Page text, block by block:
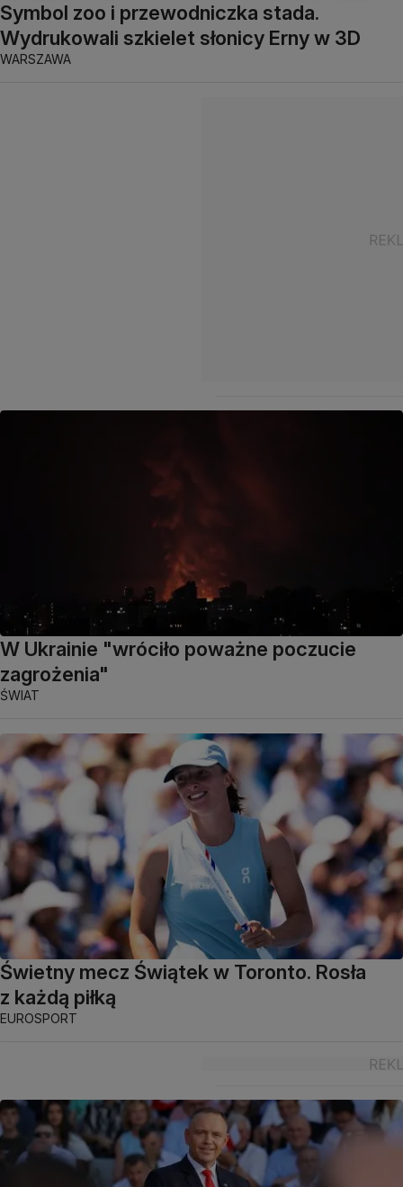
Symbol zoo i przewodniczka stada.
Wydrukowali szkielet słonicy Erny w 3D
WARSZAWA
W Ukrainie "wróciło poważne poczucie
zagrożenia"
ŚWIAT
Świetny mecz Świątek w Toronto. Rosła
z każdą piłką
EUROSPORT